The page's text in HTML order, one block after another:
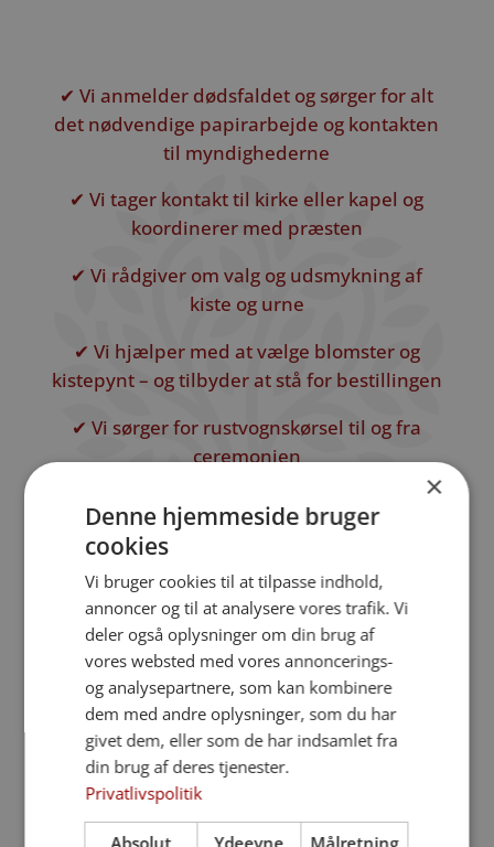
✔ Vi anmelder dødsfaldet og sørger for alt
det nødvendige papirarbejde og kontakten
til myndighederne
✔ Vi tager kontakt til kirke eller kapel og
koordinerer med præsten
✔ Vi rådgiver om valg og udsmykning af
kiste og urne
✔ Vi hjælper med at vælge blomster og
kistepynt – og tilbyder at stå for bestillingen
✔ Vi sørger for rustvognskørsel til og fra
ceremonien
✔ Vi vejleder om alternative afskedsformer
som askespredning og skovbegravelse
✔ Vi har kontakt til krematoriet og hjælper
med at vælge gravsted
✔ Vi søger om begravelseshjælp og sørger
for, at beløbet bliver fratrukket direkte
Din bedemand i Starup –
støtte hele vejen
×
Denne hjemmeside bruger
cookies
Vi bruger cookies til at tilpasse indhold,
annoncer og til at analysere vores trafik. Vi
deler også oplysninger om din brug af
vores websted med vores annoncerings-
og analysepartnere, som kan kombinere
dem med andre oplysninger, som du har
givet dem, eller som de har indsamlet fra
din brug af deres tjenester.
Privatlivspolitik
Absolut Ydeevne Målretning